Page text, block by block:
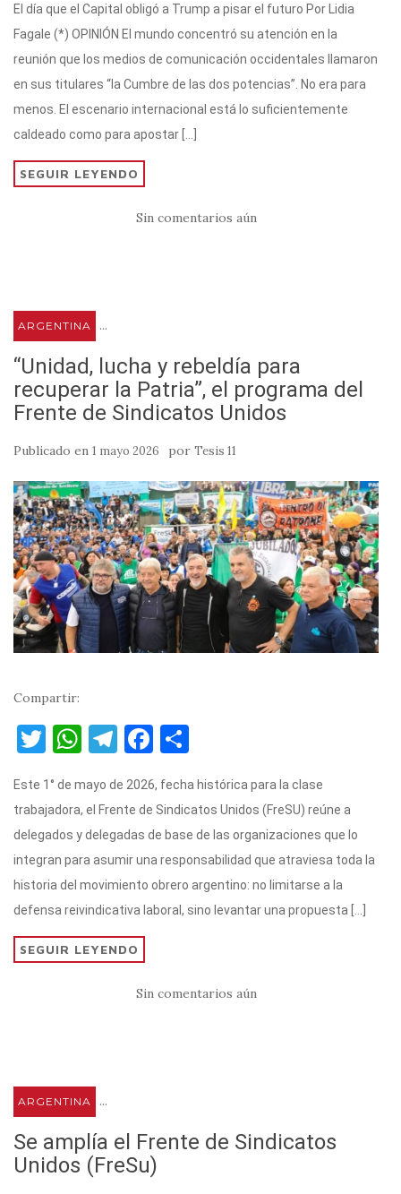
it
te
r
at
s
A
p
p
e
gr
a
m
c
e
b
o
o
m
p
ar
ti
r
El día que el Capital obligó a Trump a pisar el futuro Por Lidia
Fagale (*) OPINIÓN El mundo concentró su atención en la
reunión que los medios de comunicación occidentales llamaron
en sus titulares “la Cumbre de las dos potencias”. No era para
menos. El escenario internacional está lo suficientemente
caldeado como para apostar […]
SEGUIR LEYENDO
Sin comentarios aún
ARGENTINA ...
“Unidad, lucha y rebeldía para
recuperar la Patria”, el programa del
Frente de Sindicatos Unidos
Publicado en 1 mayo 2026 por Tesis 11
Compartir:
T
it
te
r
W
at
s
A
p
p
T
e
gr
a
m
F
c
e
b
o
o
m
p
ar
ti
r
Este 1° de mayo de 2026, fecha histórica para la clase
trabajadora, el Frente de Sindicatos Unidos (FreSU) reúne a
delegados y delegadas de base de las organizaciones que lo
integran para asumir una responsabilidad que atraviesa toda la
historia del movimiento obrero argentino: no limitarse a la
defensa reivindicativa laboral, sino levantar una propuesta […]
SEGUIR LEYENDO
Sin comentarios aún
ARGENTINA ...
Se amplía el Frente de Sindicatos
Unidos (FreSu)